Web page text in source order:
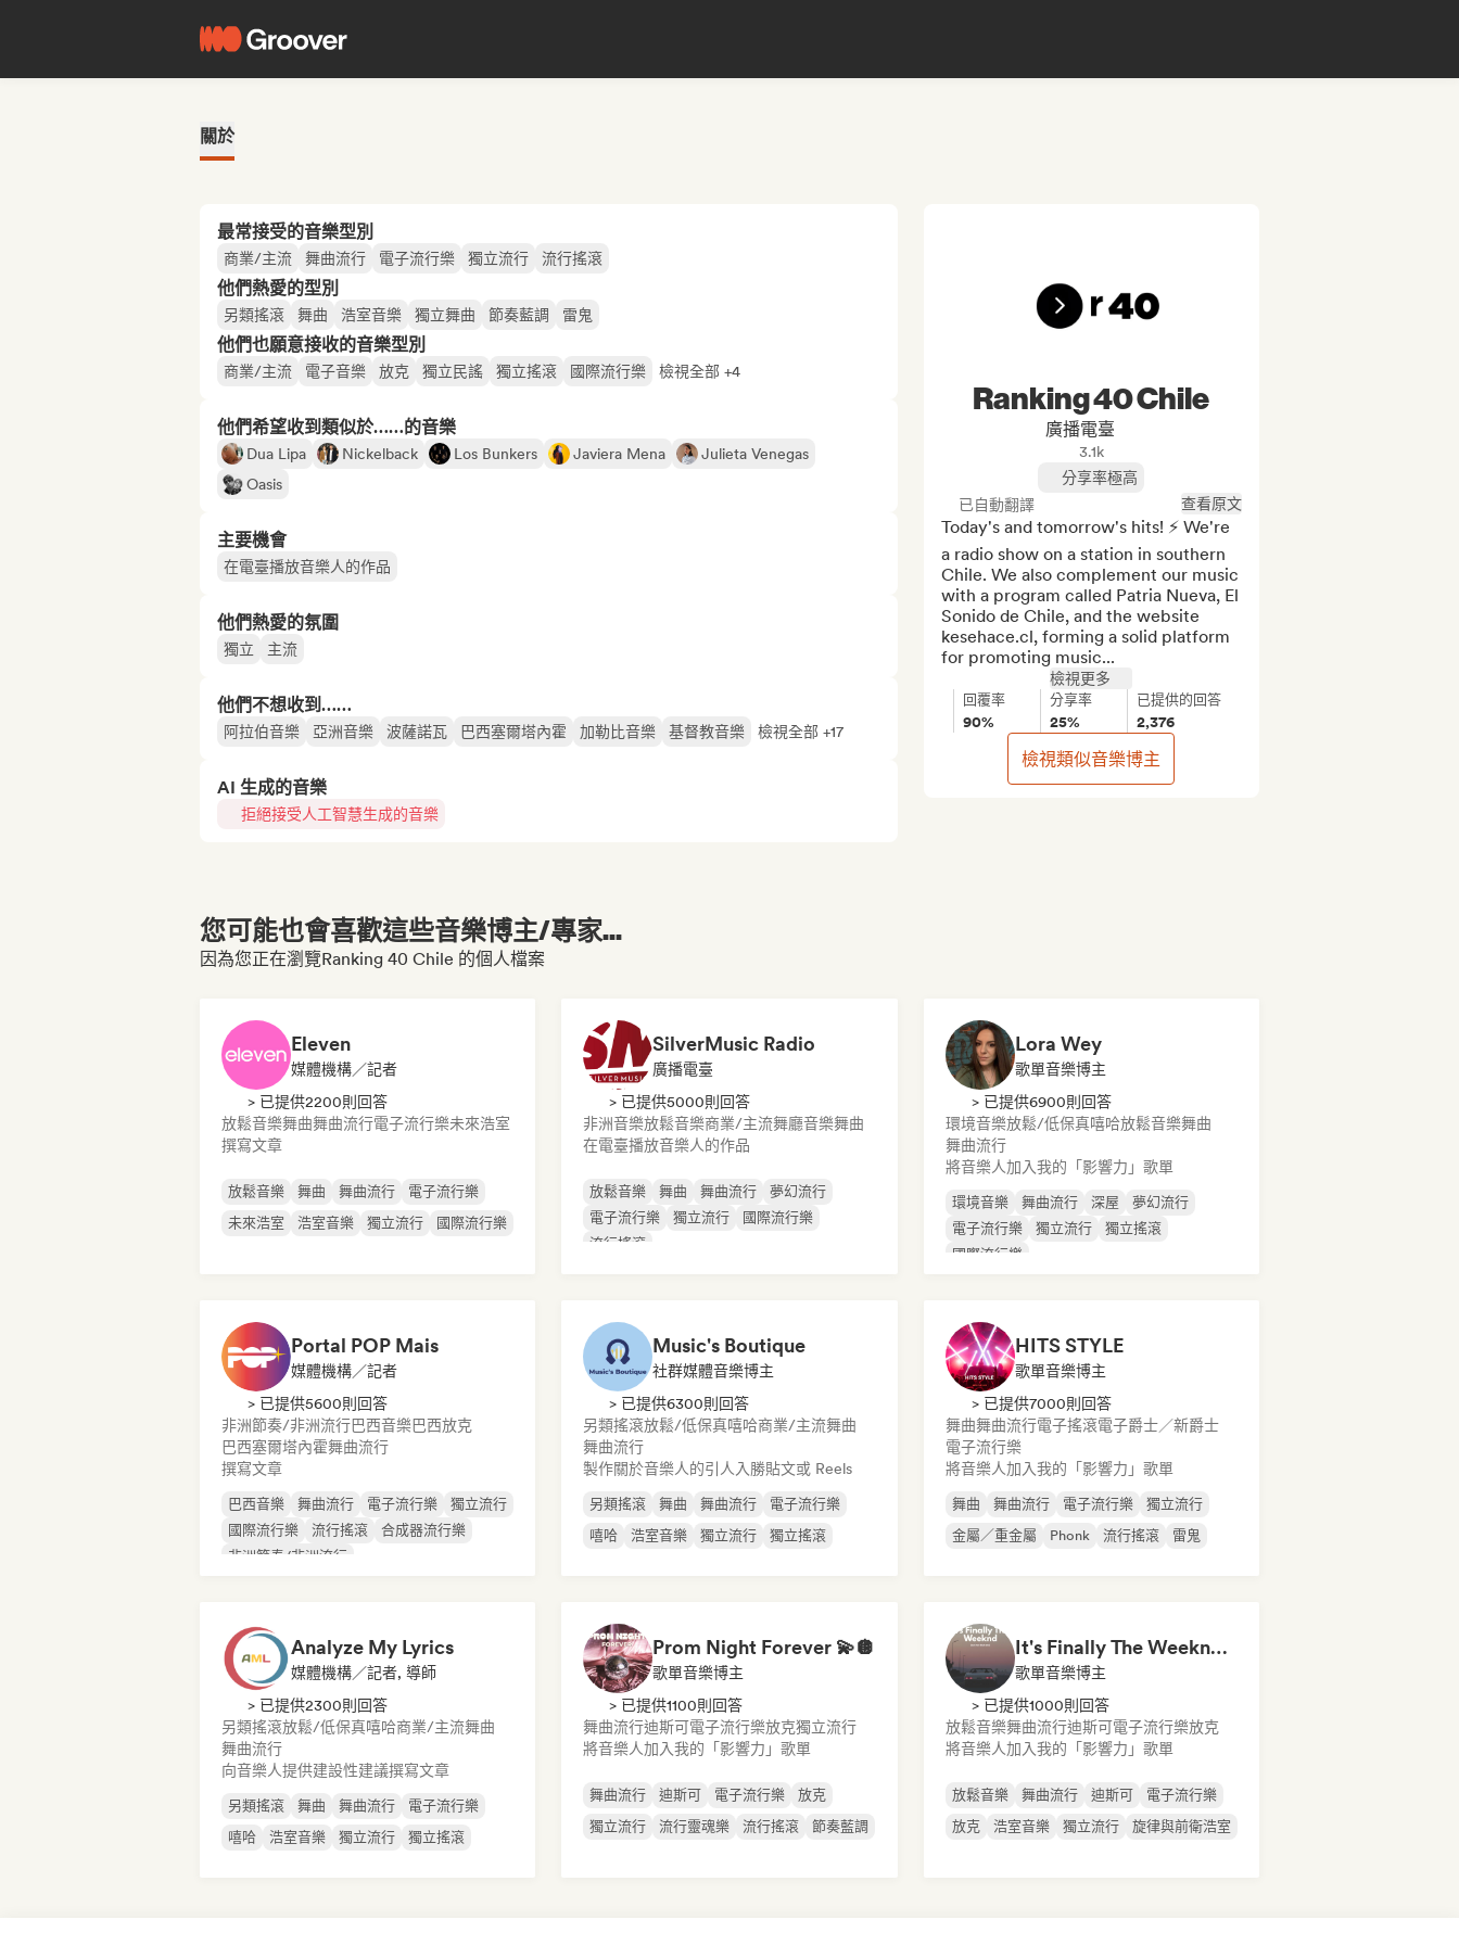
關於
最常接受的音樂型別
商業/主流 舞曲流行 電子流行樂 獨立流行 流行搖滾
他們熱愛的型別
另類搖滾 舞曲 浩室音樂 獨立舞曲 節奏藍調 雷鬼
他們也願意接收的音樂型別
商業/主流 電子音樂 放克 獨立民謠 獨立搖滾 國際流行樂 檢視全部 +4
他們希望收到類似於……的音樂
Dua Lipa Nickelback Los Bunkers Javiera Mena
Julieta Venegas
Oasis
主要機會
在電臺播放音樂人的作品
他們熱愛的氛圍
獨立 主流
他們不想收到……
阿拉伯音樂 亞洲音樂 波薩諾瓦 巴西塞爾塔內霍 加勒比音樂 基督教音樂 檢視全部 +17
AI 生成的音樂
拒絕接受人工智慧生成的音樂
Ranking 40 Chile
廣播電臺
3.1k
分享率極高
已自動翻譯
查看原文
Today's and tomorrow's hits! ⚡ We're
a radio show on a station in southern
Chile. We also complement our music
with a program called Patria Nueva, El
Sonido de Chile, and the website
kesehace.cl, forming a solid platform
for promoting music...
檢視更多
回覆率
90%
分享率
25%
已提供的回答
2,376
檢視類似音樂博主
您可能也會喜歡這些音樂博主/專家...
因為您正在瀏覽Ranking 40 Chile 的個人檔案
Eleven
媒體機構／記者
> 已提供2200則回答
放鬆音樂舞曲舞曲流行電子流行樂未來浩室
撰寫文章
放鬆音樂 舞曲 舞曲流行
電子流行樂
未來浩室
浩室音樂 獨立流行 國際流行樂
SilverMusic Radio
廣播電臺
> 已提供5000則回答
非洲音樂放鬆音樂商業/主流舞廳音樂舞曲
在電臺播放音樂人的作品
放鬆音樂 舞曲 舞曲流行
夢幻流行
電子流行樂
獨立流行
國際流行樂
流行搖滾
Lora Wey
歌單音樂博主
> 已提供6900則回答
環境音樂放鬆/低保真嘻哈放鬆音樂舞曲
舞曲流行
將音樂人加入我的「影響力」歌單
環境音樂 舞曲流行 深屋
夢幻流行
電子流行樂
獨立流行
獨立搖滾
國際流行樂
Portal POP Mais
媒體機構／記者
> 已提供5600則回答
非洲節奏/非洲流行巴西音樂巴西放克
巴西塞爾塔內霍舞曲流行
撰寫文章
巴西音樂 舞曲流行 電子流行樂
獨立流行
國際流行樂
流行搖滾
合成器流行樂
非洲節奏/非洲流行
Music's Boutique
社群媒體音樂博主
> 已提供6300則回答
另類搖滾放鬆/低保真嘻哈商業/主流舞曲
舞曲流行
製作關於音樂人的引人入勝貼文或 Reels
另類搖滾 舞曲 舞曲流行
電子流行樂
嘻哈
浩室音樂 獨立流行 獨立搖滾
HITS STYLE
歌單音樂博主
> 已提供7000則回答
舞曲舞曲流行電子搖滾電子爵士／新爵士
電子流行樂
將音樂人加入我的「影響力」歌單
舞曲 舞曲流行 電子流行樂
獨立流行
金屬／重金屬
Phonk 流行搖滾 雷鬼
Analyze My Lyrics
媒體機構／記者, 導師
> 已提供2300則回答
另類搖滾放鬆/低保真嘻哈商業/主流舞曲
舞曲流行
向音樂人提供建設性建議撰寫文章
另類搖滾 舞曲 舞曲流行
電子流行樂
嘻哈
浩室音樂 獨立流行 獨立搖滾
Prom Night Forever 💫🪩
歌單音樂博主
> 已提供1100則回答
舞曲流行迪斯可電子流行樂放克獨立流行
將音樂人加入我的「影響力」歌單
舞曲流行 迪斯可 電子流行樂
放克
獨立流行
流行靈魂樂 流行搖滾 節奏藍調
It's Finally The Weeknd (But Not That One)
歌單音樂博主
> 已提供1000則回答
放鬆音樂舞曲流行迪斯可電子流行樂放克
將音樂人加入我的「影響力」歌單
放鬆音樂 舞曲流行 迪斯可
電子流行樂
放克
浩室音樂 獨立流行 旋律與前衛浩室